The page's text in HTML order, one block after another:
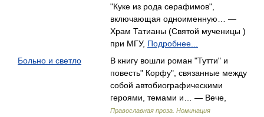
"Куке из рода серафимов",
включающая одноименную… —
Храм Татианы (Святой мученицы )
при МГУ, Подробнее...
Больно и светло
В книгу вошли роман "Тутти" и
повесть" Корфу", связанные между
собой автобиографическими
героями, темами и… — Вече,
Православная проза. Номинация